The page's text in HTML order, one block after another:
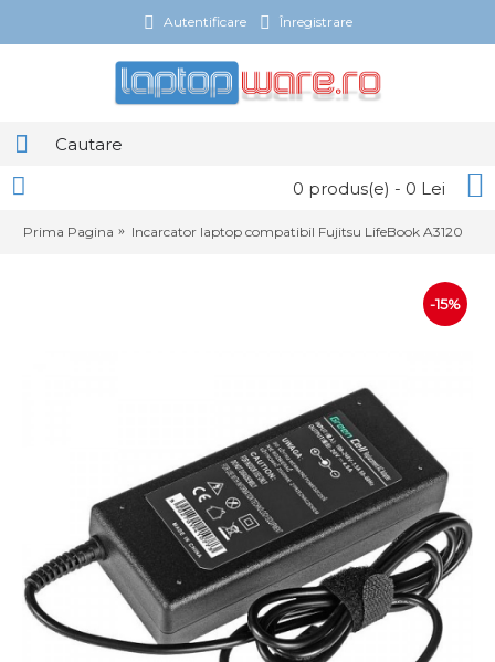
Autentificare Înregistrare
0 produs(e) - 0 Lei
Prima Pagina Incarcator laptop compatibil Fujitsu LifeBook A3120
-15%